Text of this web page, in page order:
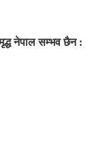
नेपाल सम्भव छैन :